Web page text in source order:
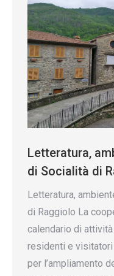
Letteratura,
di Socialità di
Letteratura,
di Raggiolo La
calendario di
residenti e visitatori
per l’ampliamento